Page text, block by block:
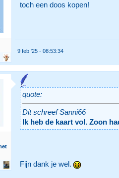
toch een doos kopen!
9 feb '25 - 08:53:34
quote:
Dit schreef Sanni66
Ik heb de kaart vol. Zoon
Fijn dank je wel.